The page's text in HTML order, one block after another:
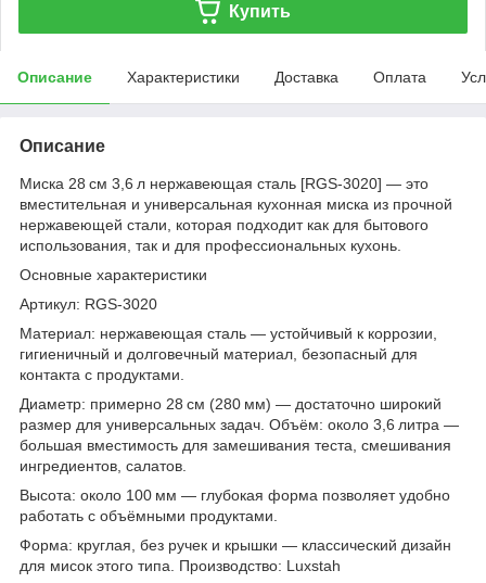
Купить
Описание Характеристики Доставка Оплата
Описание
Миска 28 см 3,6 л нержавеющая сталь [RGS‑3020] — это
вместительная и универсальная кухонная миска из прочной
нержавеющей стали, которая подходит как для бытового
использования, так и для профессиональных кухонь.
Основные характеристики
Артикул: RGS‑3020
Материал: нержавеющая сталь — устойчивый к коррозии,
гигиеничный и долговечный материал, безопасный для
контакта с продуктами.
Диаметр: примерно 28 см (280 мм) — достаточно широкий
размер для универсальных задач. Объём: около 3,6 литра —
большая вместимость для замешивания теста, смешивания
ингредиентов, салатов.
Высота: около 100 мм — глубокая форма позволяет удобно
работать с объёмными продуктами.
Форма: круглая, без ручек и крышки — классический дизайн
для мисок этого типа. Производство: Luxstah